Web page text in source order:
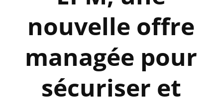
nouvelle offre
managée pour
sécuriser et